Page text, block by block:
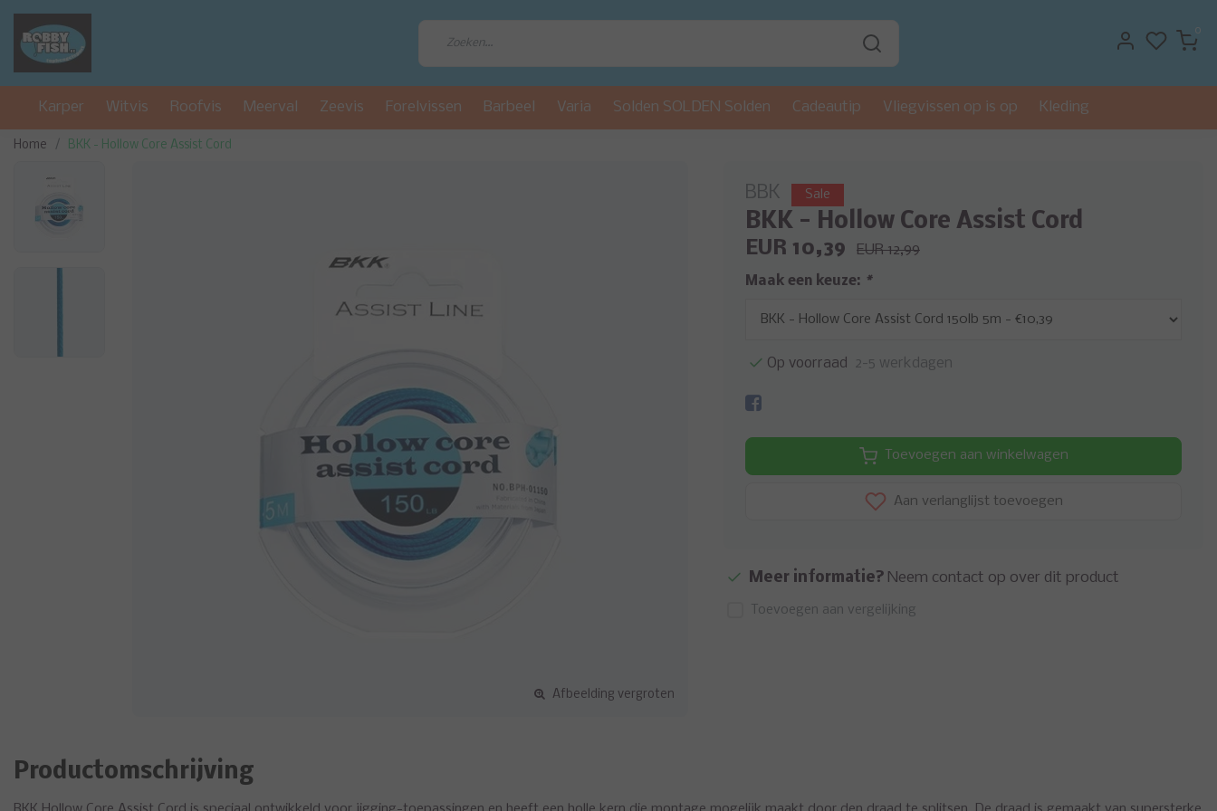
0
Karper Witvis Roofvis Meerval Zeevis Forelvissen Barbeel Varia Solden SOLDEN Solden Cadeautip Vliegvissen op is op Kleding
Home BKK - Hollow Core Assist Cord
Afbeelding vergroten
BBK Sale
BKK - Hollow Core Assist Cord
EUR 10,39 EUR 12,99
Maak een keuze: *
Op voorraad 2-5 werkdagen
Toevoegen aan winkelwagen
Aan verlanglijst toevoegen
Meer informatie? Neem contact op over dit product
Toevoegen aan vergelijking
Productomschrijving